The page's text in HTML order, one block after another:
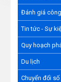
Đánh giá
Tin tức - Sự
Quy hoạch
Du lịch
Chuyển đổi số